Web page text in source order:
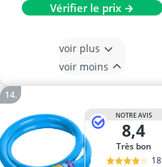
Vérifier le prix →
voir plus
voir moins
NOTRE AVIS
8,4
Très bon
18